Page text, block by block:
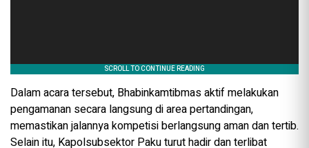
Dalam acara tersebut, Bhabinkamtibmas aktif melakukan
pengamanan secara langsung di area pertandingan,
memastikan jalannya kompetisi berlangsung aman dan tertib.
Selain itu, Kapolsubsektor Paku turut hadir dan terlibat